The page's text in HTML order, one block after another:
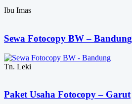
Ibu Imas
Sewa Fotocopy BW – Bandung
Tn. Leki
Paket Usaha Fotocopy – Garut